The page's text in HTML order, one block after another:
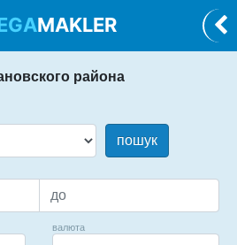
MAKLER
района
пошук
валюта